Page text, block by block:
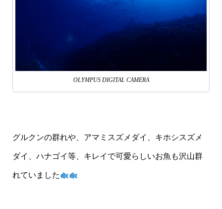
OLYMPUS DIGITAL CAMERA
グルクンの群れや、アマミスズメダイ、キホシスズメ
ダイ、ハナゴイ等、キレイで可愛らしいお魚も沢山群
れていました